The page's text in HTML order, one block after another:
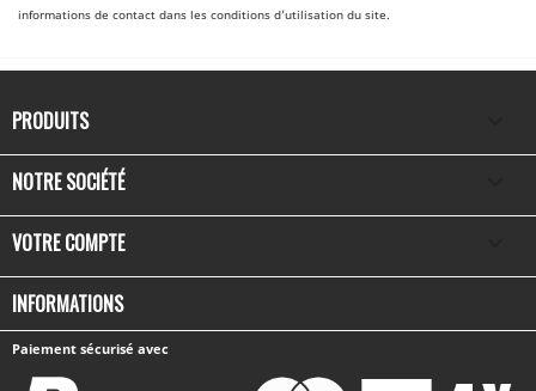
informations de contact dans les conditions d'utilisation du site.
PRODUITS
NOTRE SOCIÉTÉ
VOTRE COMPTE
INFORMATIONS
Paiement sécurisé avec